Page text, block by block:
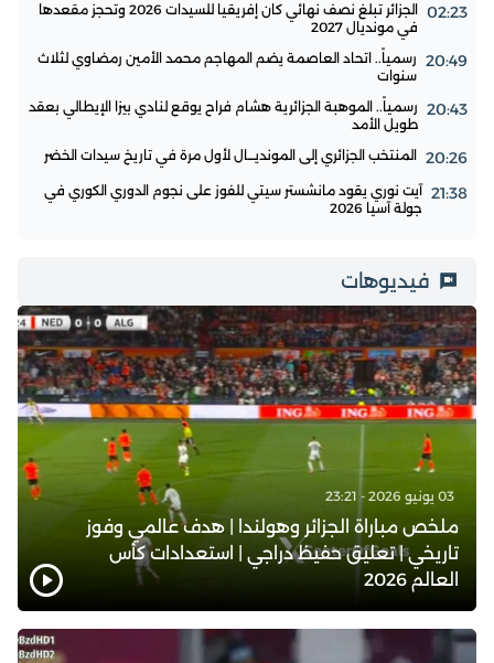
02:23
الجزائر تبلغ نصف نهائي كان إفريقيا للسيدات 2026 وتحجز مقعدها
في مونديال 2027
20:49 رسمياً.. اتحاد العاصمة يضم المهاجم محمد الأمين رمضاوي لثلاث
سنوات
20:43 رسمياً.. الموهبة الجزائرية هشام فراح يوقع لنادي بيزا الإيطالي بعقد
طويل الأمد
20:26 المنتخب الجزائري إلى المونديـــال لأول مرة في تاريخ سيدات الخضر
21:38 آيت نوري يقود مانشستر سيتي للفوز على نجوم الدوري الكوري في
جولة آسيا 2026
فيديوهات
03 يونيو 2026 - 23:21
ملخص مباراة الجزائر وهولندا | هدف عالمي وفوز
تاريخي | تعليق حفيظ دراجي | استعدادات كأس
العالم 2026